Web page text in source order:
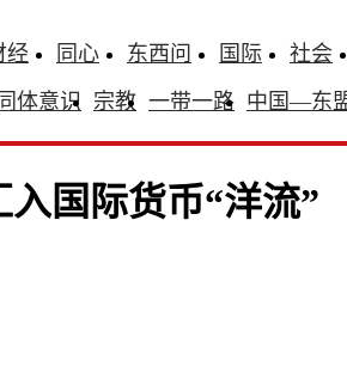
经 同心 东西问 国际 社会
体意识
宗教 一带一路 中国—东
入国际货币“洋流”